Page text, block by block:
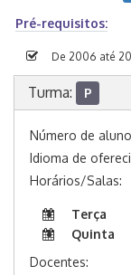
Pré-requisitos:
De 2006 até
Turma: P
Número de
Idioma de
Horários/Salas:
Terça
Quinta
Docentes: